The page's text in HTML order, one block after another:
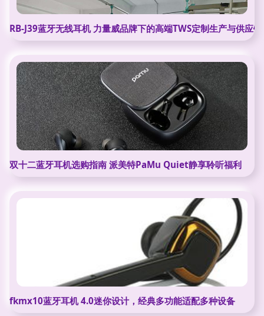
RB-J39蓝牙无线耳机 力量威品牌下的高端TWS定制生产与供应
双十二蓝牙耳机选购指南 派美特PaMu Quiet静享聆听福利
fkmx10蓝牙耳机 4.0迷你设计，经典多功能适配多种设备